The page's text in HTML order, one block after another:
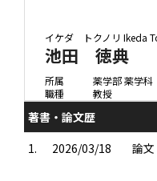
イケダ トクノリ Ikeda
池田 徳典
所属
薬学部 薬学科
職種
教授
著書・論文歴
1.
2026/03/18 論文